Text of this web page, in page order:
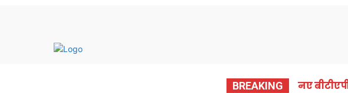
BREAKING नए